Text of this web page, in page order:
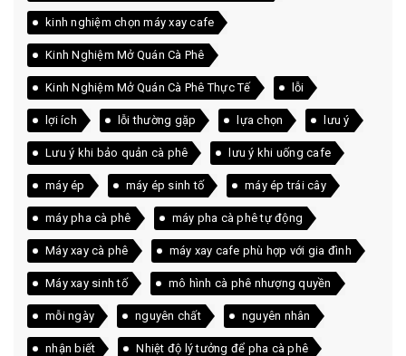
kinh nghiệm chọn máy xay cafe
Kinh Nghiệm Mở Quán Cà Phê
Kinh Nghiệm Mở Quán Cà Phê Thực Tế lỗi
lợi ích lỗi thường gặp lựa chọn lưu ý
Lưu ý khi bảo quản cà phê lưu ý khi uống cafe
máy ép máy ép sinh tố máy ép trái cây
máy pha cà phê máy pha cà phê tự động
Máy xay cà phê máy xay cafe phù hợp với gia đình
Máy xay sinh tố mô hình cà phê nhượng quyền
mỗi ngày nguyên chất nguyên nhân
nhận biết Nhiệt độ lý tưởng để pha cà phê